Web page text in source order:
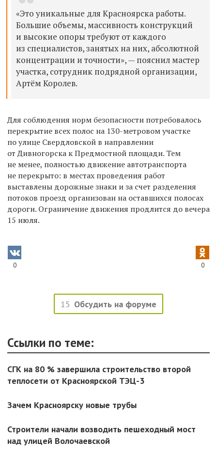
«Это уникальные для Красноярска работы.
Большие объемы, массивность конструкций
и высокие опоры требуют от каждого
из специалистов, занятых на них, абсолютной
концентрации и точности», — пояснил мастер
участка, сотрудник подрядной организации,
Артём Королев.
Для соблюдения норм безопасности потребовалось
перекрытие всех полос на 130-метровом участке
по улице Свердловской в направлении
от Дивногорска к Предмостной площади. Тем
не менее, полностью движение автотранспорта
не перекрыто: в местах проведения работ
выставлены дорожные знаки и за счет разделения
потоков проезд организован на оставшихся полосах
дороги. Ограничение движения продлится до вечера
15 июля.
0 0
15 Обсудить на форуме
Ссылки по теме:
СГК на 80 % завершила строительство второй
теплосети от Красноярской ТЭЦ-3
Зачем Красноярску новые трубы
Строители начали возводить пешеходный мост
над улицей Волочаевской